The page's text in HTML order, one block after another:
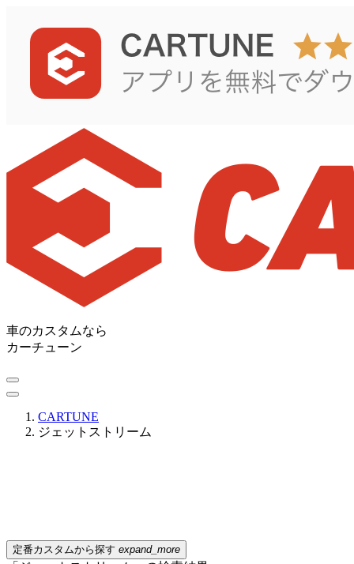
車のカスタムなら
カーチューン
CARTUNE
ジェットストリーム
定番カスタムから探す expand_more